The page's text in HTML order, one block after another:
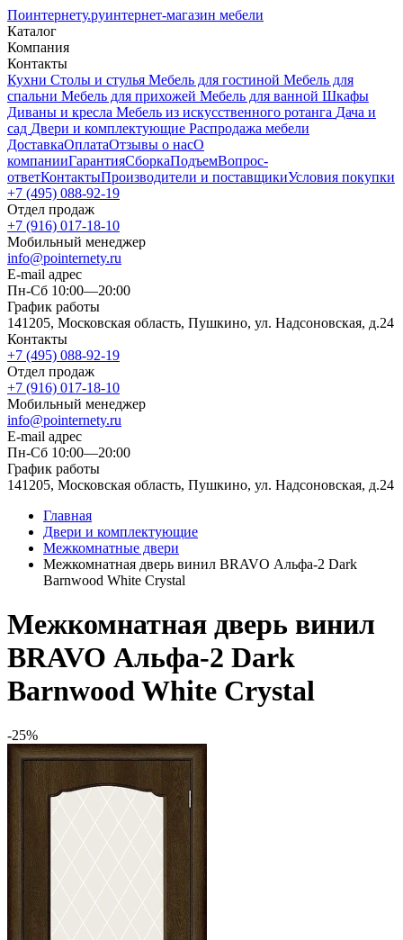
Поинтернету.руинтернет-магазин мебели
Каталог
Компания
Контакты
Кухни Столы и стулья Мебель для гостиной Мебель для
спальни Мебель для прихожей Мебель для ванной Шкафы
Диваны и кресла Мебель из искусственного ротанга Дача и
сад Двери и комплектующие Распродажа мебели
ДоставкаОплатаОтзывы о насО
компанииГарантияСборкаПодъемВопрос-
ответКонтактыПроизводители и поставщикиУсловия покупки
+7 (495) 088-92-19
Отдел продаж
+7 (916) 017-18-10
Мобильный менеджер
info@pointernety.ru
E-mail адрес
Пн-Сб 10:00—20:00
График работы
141205, Московская область, Пушкино, ул. Надсоновская, д.24
Контакты
+7 (495) 088-92-19
Отдел продаж
+7 (916) 017-18-10
Мобильный менеджер
info@pointernety.ru
E-mail адрес
Пн-Сб 10:00—20:00
График работы
141205, Московская область, Пушкино, ул. Надсоновская, д.24
Главная
Двери и комплектующие
Межкомнатные двери
Межкомнатная дверь винил BRAVO Альфа-2 Dark
Barnwood White Сrystal
Межкомнатная дверь винил
BRAVO Альфа-2 Dark
Barnwood White Сrystal
-25%